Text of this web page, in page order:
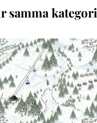
samma kategori